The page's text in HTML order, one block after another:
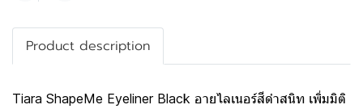
Product description
Tiara ShapeMe Eyeliner Black อายไลเนอร์สีดำสนิท เพิ่มมิติ